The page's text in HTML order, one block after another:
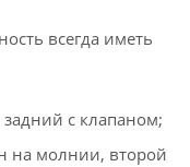
всегда иметь
с клапаном;
на молнии, второй